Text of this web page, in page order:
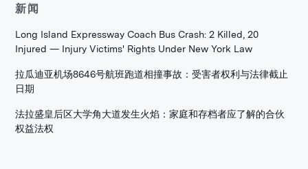
新闻
Long Island Expressway Coach Bus Crash: 2 Killed, 20
Injured — Injury Victims' Rights Under New York Law
拉瓜迪亚机场8646号航班跑道相撞事故：受害者权利与法律截止
日期
法拉盛皇后区大学角大道发生火焰：家庭和存档者应了解的合伙
权益法权